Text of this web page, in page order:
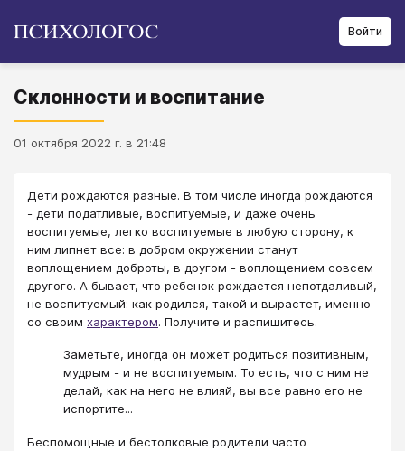
Войти
Склонности и воспитание
01 октября 2022 г. в 21:48
Дети рождаются разные. В том числе иногда рождаются
- дети податливые, воспитуемые, и даже очень
воспитуемые, легко воспитуемые в любую сторону, к
ним липнет все: в добром окружении станут
воплощением доброты, в другом - воплощением совсем
другого. А бывает, что ребенок рождается непотдаливый,
не воспитуемый: как родился, такой и вырастет, именно
со своим характером. Получите и распишитесь.
Заметьте, иногда он может родиться позитивным,
мудрым - и не воспитуемым. То есть, что с ним не
делай, как на него не влияй, вы все равно его не
испортите...
Беспомощные и бестолковые родители часто